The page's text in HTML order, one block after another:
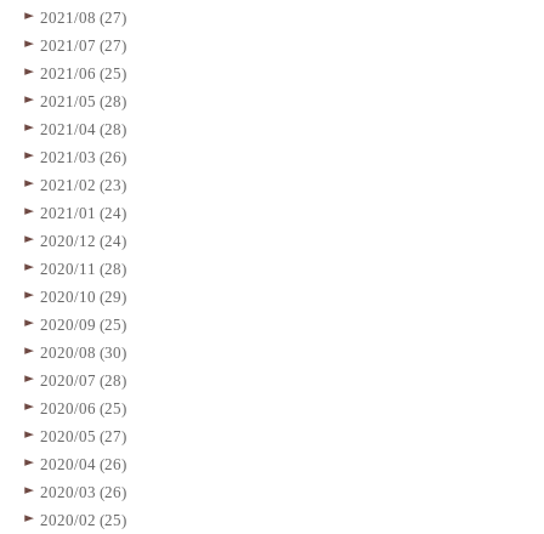
2021/08 (27)
2021/07 (27)
2021/06 (25)
2021/05 (28)
2021/04 (28)
2021/03 (26)
2021/02 (23)
2021/01 (24)
2020/12 (24)
2020/11 (28)
2020/10 (29)
2020/09 (25)
2020/08 (30)
2020/07 (28)
2020/06 (25)
2020/05 (27)
2020/04 (26)
2020/03 (26)
2020/02 (25)